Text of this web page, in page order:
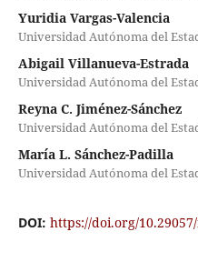
Yuridia Vargas-Valencia
Universidad Autónoma del
Abigail Villanueva-Estrada
Universidad Autónoma del
Reyna C. Jiménez-Sánchez
Universidad Autónoma del
María L. Sánchez-Padilla
Universidad Autónoma del
DOI: https://doi.org/